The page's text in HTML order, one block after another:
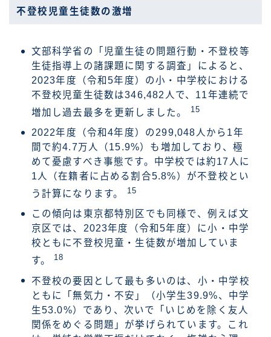
不登校児童生徒数の激増
文部科学省の「児童生徒の問題行動・不登校等
生徒指導上の諸課題に関する調査」によると、
2023年度（令和5年度）の小・中学校における
不登校児童生徒数は346,482人で、11年連続で
増加し過去最多を更新しました。
15
2022年度（令和4年度）の299,048人から1年
間で約4.7万人（15.9%）も増加しており、極
めて憂慮すべき事態です。中学校では約17人に
1人（在籍者に占める割合5.8%）が不登校とい
う計算になります。
15
この傾向は東京都特別区でも同様で、例えば文
京区では、2023年度（令和5年度）に小・中学
校ともに不登校児童・生徒数が増加していま
す。
18
不登校の要因として最も多いのは、小・中学校
ともに「無気力・不安」（小学生39.9%、中学
生53.0%）であり、次いで「いじめを除く友人
関係をめぐる問題」が挙げられています。これ